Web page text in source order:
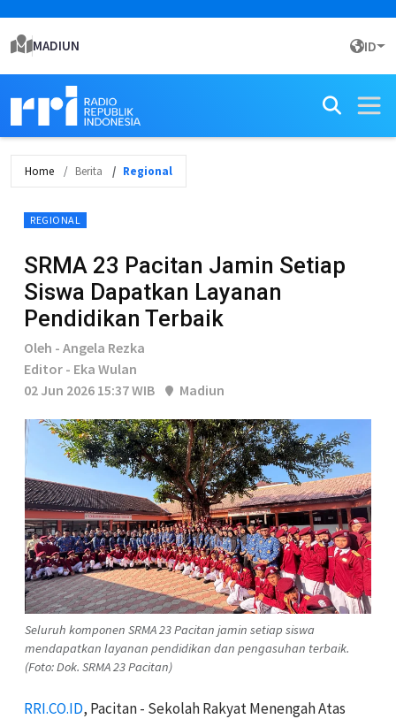
MADIUN ID
Home Berita Regional
REGIONAL
SRMA 23 Pacitan Jamin Setiap
Siswa Dapatkan Layanan
Pendidikan Terbaik
Oleh - Angela Rezka
Editor - Eka Wulan
02 Jun 2026 15:37 WIB
Madiun
Seluruh komponen SRMA 23 Pacitan jamin setiap siswa
mendapatkan layanan pendidikan dan pengasuhan terbaik.
(Foto: Dok. SRMA 23 Pacitan)
RRI.CO.ID, Pacitan - Sekolah Rakyat Menengah Atas